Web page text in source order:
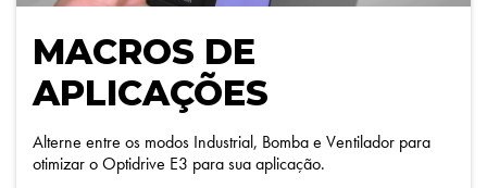
MACROS DE
APLICAÇÕES
Alterne entre os modos Industrial, Bomba e Ventilador para
otimizar o Optidrive E3 para sua aplicação.